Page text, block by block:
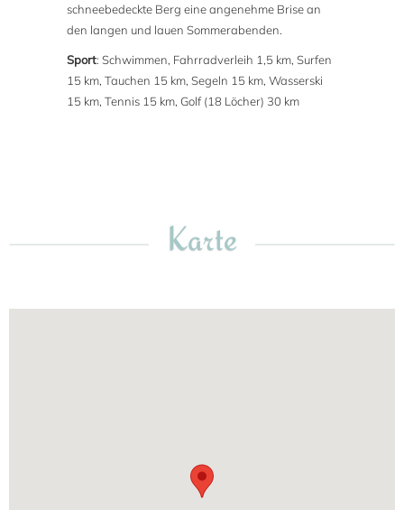
schneebedeckte Berg eine angenehme Brise an
den langen und lauen Sommerabenden.
Sport: Schwimmen, Fahrradverleih 1,5 km, Surfen
15 km, Tauchen 15 km, Segeln 15 km, Wasserski
15 km, Tennis 15 km, Golf (18 Löcher) 30 km
Karte